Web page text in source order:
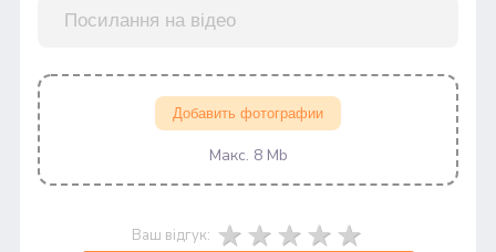
Добавить фотографии
Макс. 8 Mb
Ваш відгук: